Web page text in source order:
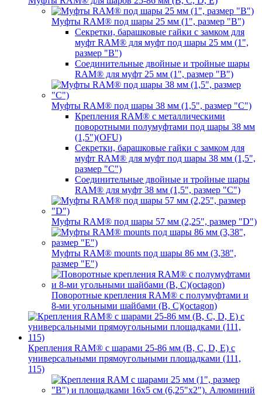
Муфты RAM® под шары 25 мм (1", размер "B")
Секретки, барашковые гайки с замком для
муфт RAM® для муфт под шары 25 мм (1",
размер "B")
Соединительные двойные и тройные шары
RAM® для муфт 25 мм (1", размер "B")
Муфты RAM® под шары 38 мм (1,5", размер "C")
Крепления RAM® с металлическими
поворотными полумуфтами под шары 38 мм
(1,5")(OFU)
Секретки, барашковые гайки с замком для
муфт RAM® для муфт под шары 38 мм (1,5",
размер "C")
Соединительные двойные и тройные шары
RAM® для муфт 38 мм (1,5", размер "C")
Муфты RAM® под шары 57 мм (2,25", размер "D")
Муфты RAM® mounts под шары 86 мм (3,38",
размер "E")
Поворотные крепления RAM® c полумуфтами и
8-ми угольными шайбами (B, C)(octagon)
Крепления RAM® с шарами 25-86 мм (B, C, D, E) с
универсальными прямоугольными площадками (111,
115)